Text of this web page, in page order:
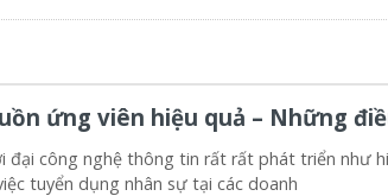
ứng viên hiệu quả – Những
đại công nghệ thông tin rất rất phát triển như
tuyển dụng nhân sự tại các doanh